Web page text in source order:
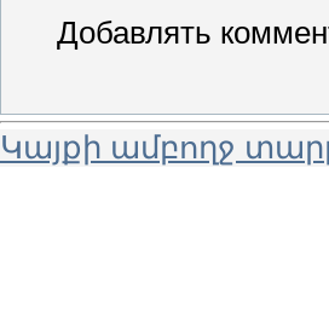
Добавлять
Կայքի ամբողջ